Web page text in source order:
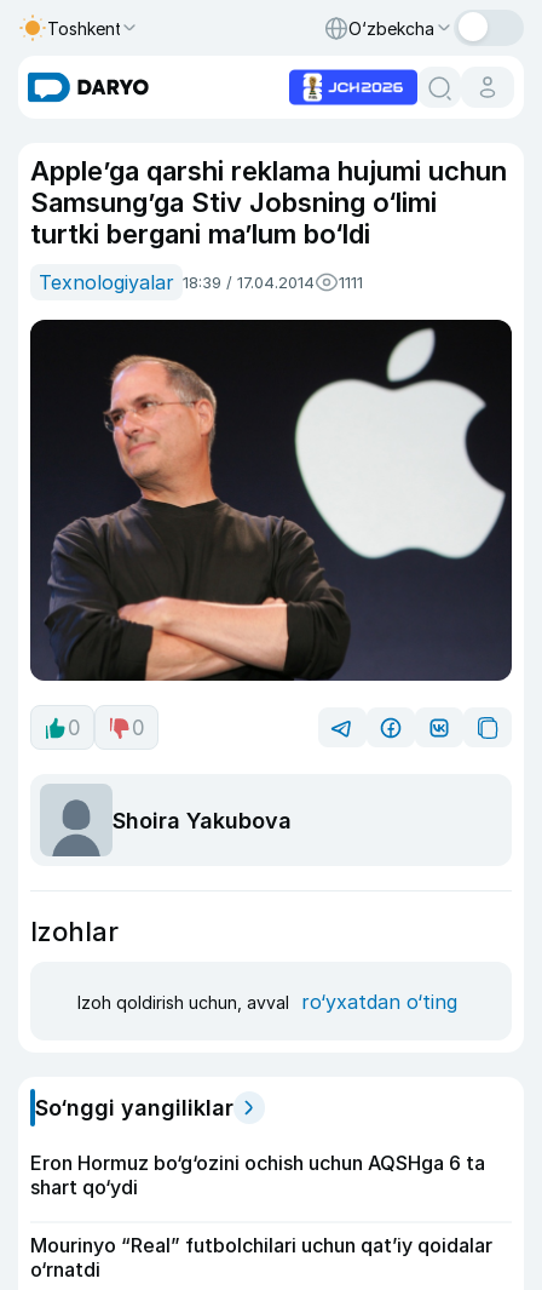
Toshkent O‘zbekcha
Apple’ga qarshi reklama hujumi uchun
Samsung’ga Stiv Jobsning o‘limi
turtki bergani ma’lum bo‘ldi
Texnologiyalar 18:39 / 17.04.2014 1111
0 0
Shoira Yakubova
Izohlar
Izoh qoldirish uchun, avval ro‘yxatdan o‘ting
So‘nggi yangiliklar
Eron Hormuz bo‘g‘ozini ochish uchun AQSHga 6 ta
shart qo‘ydi
Mourinyo “Real” futbolchilari uchun qat’iy qoidalar
o‘rnatdi